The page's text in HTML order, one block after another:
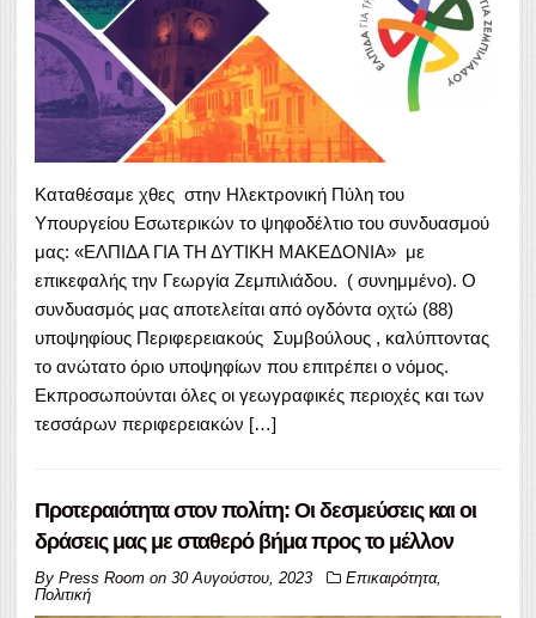
Καταθέσαμε χθες στην Ηλεκτρονική Πύλη του
Υπουργείου Εσωτερικών το ψηφοδέλτιο του συνδυασμού
μας: «ΕΛΠΙΔΑ ΓΙΑ ΤΗ ΔΥΤΙΚΗ ΜΑΚΕΔΟΝΙΑ» με
επικεφαλής την Γεωργία Ζεμπιλιάδου. ( συνημμένο). Ο
συνδυασμός μας αποτελείται από ογδόντα οχτώ (88)
υποψηφίους Περιφερειακούς Συμβούλους , καλύπτοντας
το ανώτατο όριο υποψηφίων που επιτρέπει ο νόμος.
Εκπροσωπούνται όλες οι γεωγραφικές περιοχές και των
τεσσάρων περιφερειακών […]
Προτεραιότητα στον πολίτη: Οι δεσμεύσεις και οι
δράσεις μας με σταθερό βήμα προς το μέλλον
By Press Room on 30 Αυγούστου, 2023 Επικαιρότητα,
Πολιτική